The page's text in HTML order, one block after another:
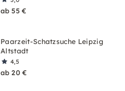
ab 55 €
Paarzeit-Schatzsuche Leipzig
Altstadt
4,5
ab 20 €